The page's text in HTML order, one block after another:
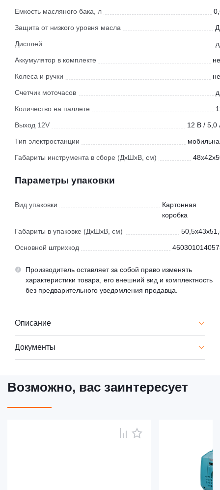
Емкость масляного бака, л
Защита от низкого уровня масла
Дисплей
Аккумулятор в комплекте
Колеса и ручки
Счетчик моточасов
Количество на паллете
Выход 12V 12 В / 5,0
Тип электростанции
Габариты инструмента в сборе (ДхШхВ, см)
Параметры упаковки
Вид упаковки
Картонная
коробка
Габариты в упаковке (ДхШхВ, см)
Основной штрихкод
Производитель оставляет за собой право изменять
характеристики товара, его внешний вид и комплектность
без предварительного уведомления продавца.
Описание
Документы
Возможно, вас заинтересует